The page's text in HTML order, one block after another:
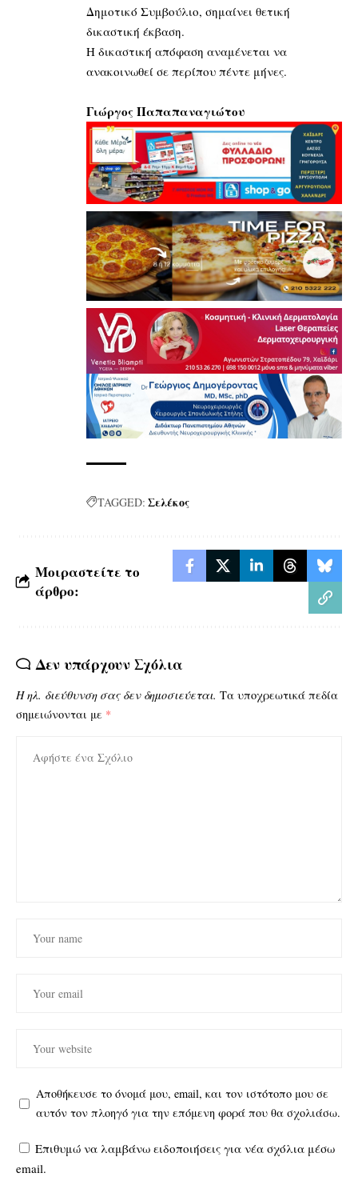
Δημοτικό Συμβούλιο, σημαίνει θετική
δικαστική έκβαση.
Η δικαστική απόφαση αναμένεται να
ανακοινωθεί σε περίπου πέντε μήνες.
Γιώργος Παπαπαναγιώτου
TAGGED: Σελέκος
Μοιραστείτε το
άρθρο:
Δεν υπάρχουν Σχόλια
Η ηλ. διεύθυνση σας δεν δημοσιεύεται. Τα υποχρεωτικά πεδία
σημειώνονται με *
Αποθήκευσε το όνομά μου, email, και τον ιστότοπο μου σε
αυτόν τον πλοηγό για την επόμενη φορά που θα σχολιάσω.
Επιθυμώ να λαμβάνω ειδοποιήσεις για νέα σχόλια μέσω
email.